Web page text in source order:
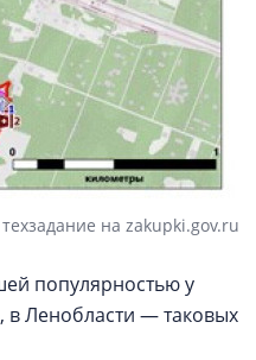
на zakupki.gov.ru
популярностью у
, в Ленобласти — таковых